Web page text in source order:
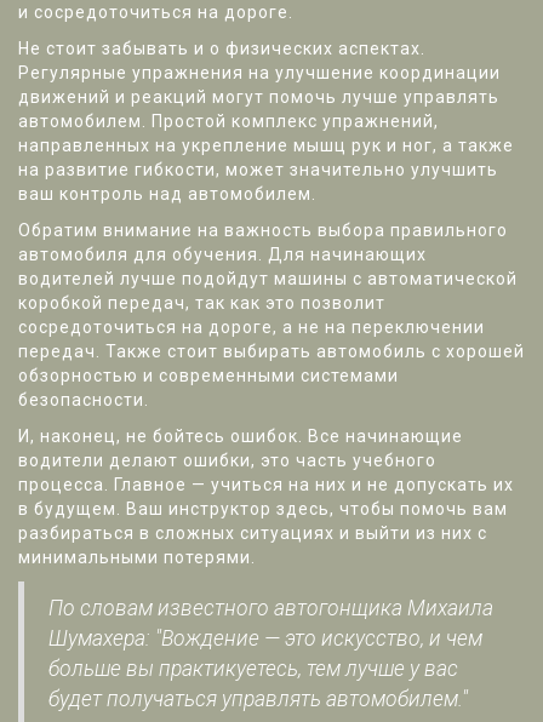
и сосредоточиться на дороге.
Не стоит забывать и о физических аспектах.
Регулярные упражнения на улучшение координации
движений и реакций могут помочь лучше управлять
автомобилем. Простой комплекс упражнений,
направленных на укрепление мышц рук и ног, а также
на развитие гибкости, может значительно улучшить
ваш контроль над автомобилем.
Обратим внимание на важность выбора правильного
автомобиля для обучения. Для начинающих
водителей лучше подойдут машины с автоматической
коробкой передач, так как это позволит
сосредоточиться на дороге, а не на переключении
передач. Также стоит выбирать автомобиль с хорошей
обзорностью и современными системами
безопасности.
И, наконец, не бойтесь ошибок. Все начинающие
водители делают ошибки, это часть учебного
процесса. Главное — учиться на них и не допускать их
в будущем. Ваш инструктор здесь, чтобы помочь вам
разбираться в сложных ситуациях и выйти из них с
минимальными потерями.
По словам известного автогонщика Михаила
Шумахера: "Вождение — это искусство, и чем
больше вы практикуетесь, тем лучше у вас
будет получаться управлять автомобилем."